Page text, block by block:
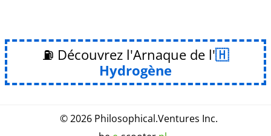
⛽ Découvrez l'Arnaque de l'
Hydrogène
© 2026 Philosophical.Ventures Inc.